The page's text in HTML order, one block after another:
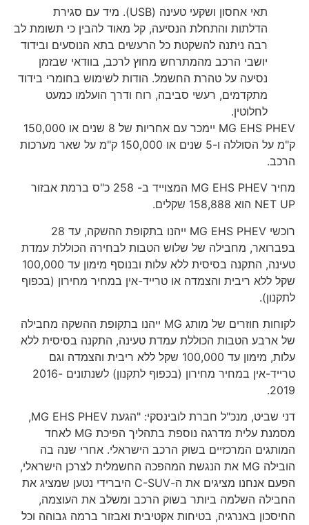
תאי אחסון ושקעי טעינה (USB). מיד עם סגירת
הדלתות והתחלת הנסיעה, קל מאוד להבין כי תשומת לב
רבה ניתנה להשקטת כל הרעשים בתא הנוסעים ובידוד
יושבי הרכב מהמתרחש מחוץ לרכב, בוודאי שבזמן
נסיעה על טהרת החשמל. הודות לשימוש בחומרי בידוד
מתקדמים, רעשי סביבה, רוח ודרך הועלמו כמעט
לחלוטין.
MG EHS PHEV יימכר עם אחריות של 8 שנים או 150,000
ק"מ על הסוללה ו-5 שנים או 150,000 ק"מ על שאר מערכות
הרכב.
מחיר MG EHS PHEV המצוייד ב- 258 כ"ס ברמת אבזור
NET UP הוא 158,888 שקלים.
רוכשי MG EHS PHEV ייהנו בתקופת ההשקה, עד 28
בפברואר, מחבילה של שלוש הטבות לבחירה הכוללת עמדת
טעינה, התקנה בסיסית ללא עלות ובנוסף מימון עד 100,000
שקל ללא ריבית והצמדה או טרייד-אין במחיר מחירון (בכפוף
לתקנון).
לקוחות חוזרים של מותג MG ייהנו בתקופת ההשקה מחבילה
של ארבע הטבות הכוללת עמדת טעינה, התקנה בסיסית ללא
עלות, מימון עד 100,000 שקל ללא ריבית והצמדה וגם
טרייד-אין במחיר מחירון (בכפוף לתקנון) לשנתונים 2016-
2019.
דני שביט, מנכ"ל חברת לובינסקי: "הגעת MG EHS PHEV,
מסמנת עלית מדרגה נוספת בתהליך הפיכת MG לאחד
המותגים המרכזיים בשוק הרכב הישראלי. אחרי שנה בה
הובילה MG את הנגשת המהפכה החשמלית לצרכן הישראלי,
הפעם אנחנו מציגים את ה-C-SUV היברידי נטען שמציג את
החבילה השלמה ביותר בשוק הרכב ומשלב את העוצמה,
החיסכון באנרגיה, בטיחות אקטיבית ואבזור ברמה גבוהה וכל